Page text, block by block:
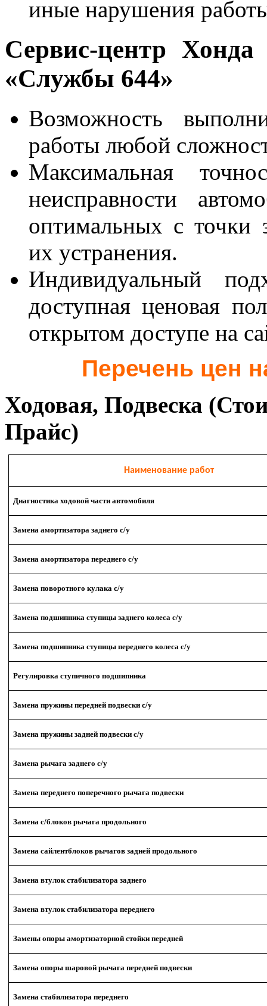
иные нарушения
Сервис-центр
«Службы 644»
Возможность
работы любой
Максимальная
неисправности
оптимальных с точки
их устранения.
Индивидуальный
доступная ценовая
открытом доступе на
Перечень цен
Ходовая, Подвеска
Прайс)
Наименование работ
Диагностика ходовой части автомобиля
Замена амортизатора заднего с/у
Замена амортизатора переднего с/у
Замена поворотного кулака с/у
Замена подшипника ступицы заднего колеса с/у
Замена подшипника ступицы переднего колеса с/у
Регулировка ступичного подшипника
Замена пружины передней подвески с/у
Замена пружины задней подвески с/у
Замена рычага заднего с/у
Замена переднего поперечного рычага подвески
Замена с/блоков рычага продольного
Замена сайлентблоков рычагов задней продольного
Замена втулок стабилизатора заднего
Замена втулок стабилизатора переднего
Замены опоры амортизаторной стойки передней
Замена опоры шаровой рычага передней подвески
Замена стабилизатора переднего